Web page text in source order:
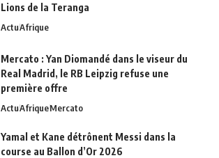
Lions de la Teranga
ActuAfrique
Mercato : Yan Diomandé dans le viseur du
Real Madrid, le RB Leipzig refuse une
première offre
ActuAfriqueMercato
Yamal et Kane détrônent Messi dans la
course au Ballon d’Or 2026